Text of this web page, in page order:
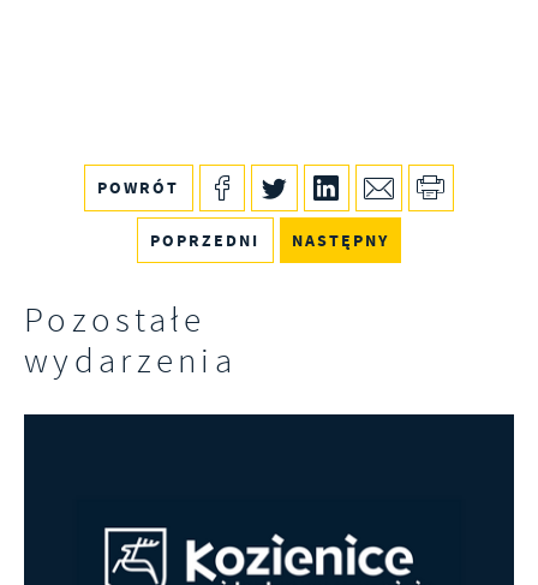
POWRÓT
POPRZEDNI NASTĘPNY
Pozostałe
wydarzenia